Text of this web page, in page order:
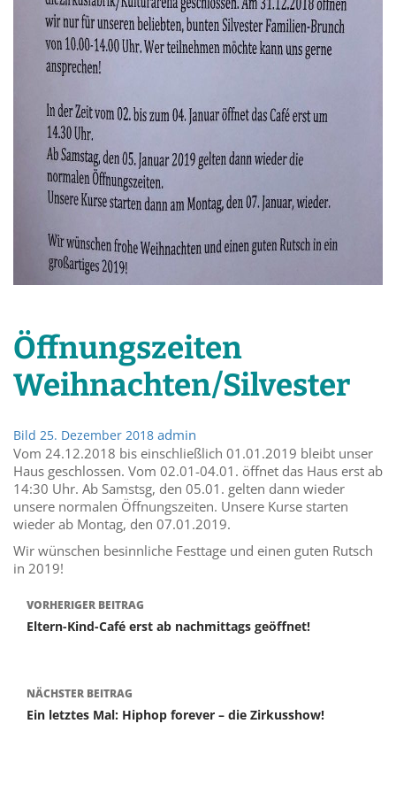
Öffnungszeiten
Weihnachten/Silvester
Bild 25. Dezember 2018 admin
Vom 24.12.2018 bis einschließlich 01.01.2019 bleibt unser
Haus geschlossen. Vom 02.01-04.01. öffnet das Haus erst ab
14:30 Uhr. Ab Samstsg, den 05.01. gelten dann wieder
unsere normalen Öffnungszeiten. Unsere Kurse starten
wieder ab Montag, den 07.01.2019.
Wir wünschen besinnliche Festtage und einen guten Rutsch
in 2019!
Beitrags-
Navigation
VORHERIGER BEITRAG
Eltern-Kind-Café erst ab nachmittags geöffnet!
NÄCHSTER BEITRAG
Ein letztes Mal: Hiphop forever – die Zirkusshow!